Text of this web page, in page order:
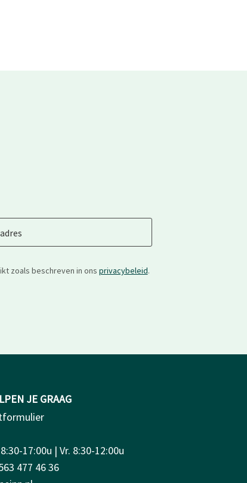
zoals beschreven in ons privacybeleid.
JE GRAAG
17:00u | Vr. 8:30-12:00u
477 46 36